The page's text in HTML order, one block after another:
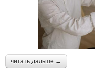
читать дальше →